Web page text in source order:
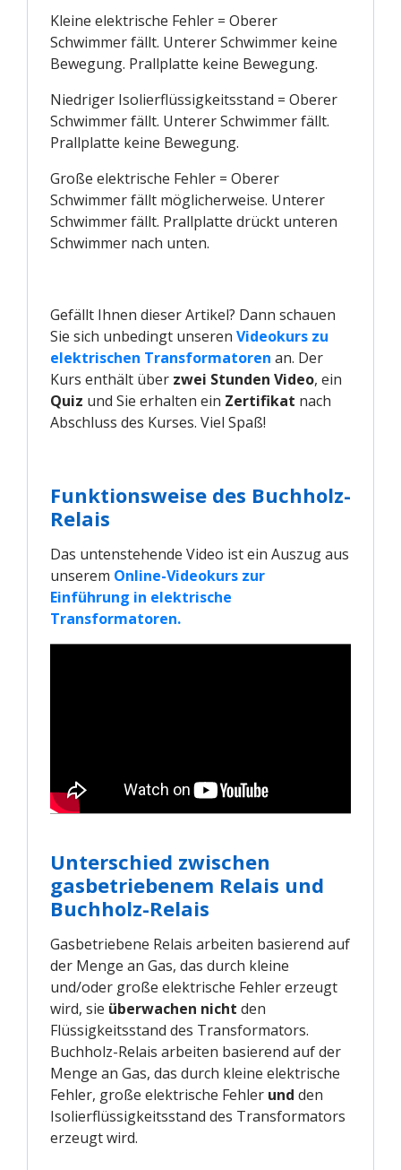
Kleine elektrische Fehler = Oberer
Schwimmer fällt. Unterer Schwimmer keine
Bewegung. Prallplatte keine Bewegung.
Niedriger Isolierflüssigkeitsstand = Oberer
Schwimmer fällt. Unterer Schwimmer fällt.
Prallplatte keine Bewegung.
Große elektrische Fehler = Oberer
Schwimmer fällt möglicherweise. Unterer
Schwimmer fällt. Prallplatte drückt unteren
Schwimmer nach unten.
Gefällt Ihnen dieser Artikel? Dann schauen
Sie sich unbedingt unseren Videokurs zu
elektrischen Transformatoren an. Der
Kurs enthält über zwei Stunden Video, ein
Quiz und Sie erhalten ein Zertifikat nach
Abschluss des Kurses. Viel Spaß!
Funktionsweise des Buchholz-
Relais
Das untenstehende Video ist ein Auszug aus
unserem Online-Videokurs zur
Einführung in elektrische
Transformatoren.
Unterschied zwischen
gasbetriebenem Relais und
Buchholz-Relais
Gasbetriebene Relais arbeiten basierend auf
der Menge an Gas, das durch kleine
und/oder große elektrische Fehler erzeugt
wird, sie überwachen nicht den
Flüssigkeitsstand des Transformators.
Buchholz-Relais arbeiten basierend auf der
Menge an Gas, das durch kleine elektrische
Fehler, große elektrische Fehler und den
Isolierflüssigkeitsstand des Transformators
erzeugt wird.